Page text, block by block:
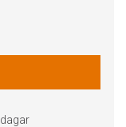
dagar